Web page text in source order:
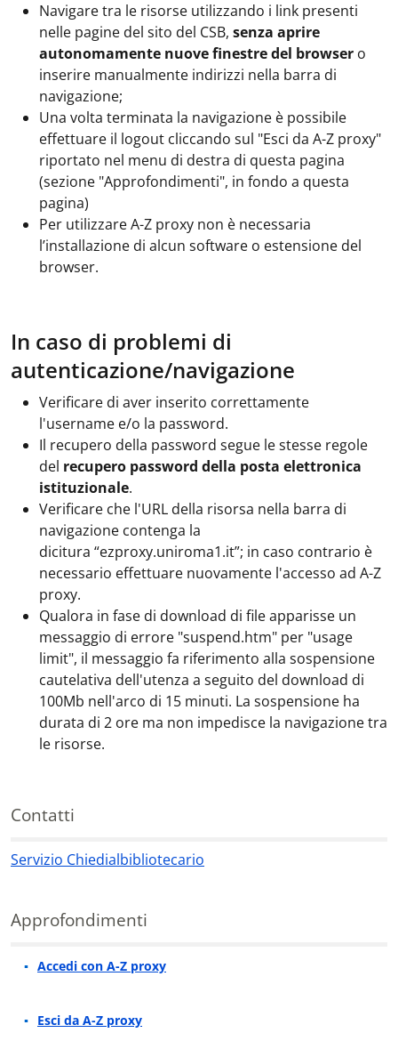
Navigare tra le risorse utilizzando i link presenti
nelle pagine del sito del CSB, senza aprire
autonomamente nuove finestre del browser o
inserire manualmente indirizzi nella barra di
navigazione;
Una volta terminata la navigazione è possibile
effettuare il logout cliccando sul "Esci da A-Z proxy"
riportato nel menu di destra di questa pagina
(sezione "Approfondimenti", in fondo a questa
pagina)
Per utilizzare A-Z proxy non è necessaria
l’installazione di alcun software o estensione del
browser.
In caso di problemi di
autenticazione/navigazione
Verificare di aver inserito correttamente
l'username e/o la password.
Il recupero della password segue le stesse regole
del recupero password della posta elettronica
istituzionale.
Verificare che l'URL della risorsa nella barra di
navigazione contenga la
dicitura “ezproxy.uniroma1.it”; in caso contrario è
necessario effettuare nuovamente l'accesso ad A-Z
proxy.
Qualora in fase di download di file apparisse un
messaggio di errore "suspend.htm" per "usage
limit", il messaggio fa riferimento alla sospensione
cautelativa dell'utenza a seguito del download di
100Mb nell'arco di 15 minuti. La sospensione ha
durata di 2 ore ma non impedisce la navigazione tra
le risorse.
Contatti
Contatti
Servizio Chiedialbibliotecario
Approfondimenti
Approfondimenti
Accedi con A-Z proxy
Esci da A-Z proxy